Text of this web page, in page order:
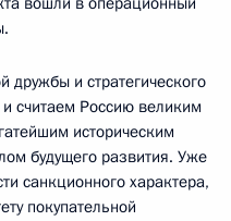
дружбы и стратегического
и считаем Россию великим
историческим
будущего развития. Уже
санкционного характера,
покупательной